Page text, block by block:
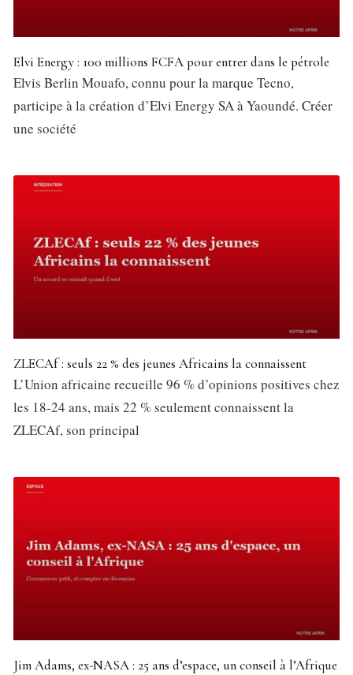
Elvi Energy : 100 millions FCFA pour entrer dans le pétrole
Elvis Berlin Mouafo, connu pour la marque Tecno,
participe à la création d’Elvi Energy SA à Yaoundé. Créer
une société
ZLECAf : seuls 22 % des jeunes Africains la connaissent
L’Union africaine recueille 96 % d’opinions positives chez
les 18-24 ans, mais 22 % seulement connaissent la
ZLECAf, son principal
Jim Adams, ex-NASA : 25 ans d’espace, un conseil à l’Afrique